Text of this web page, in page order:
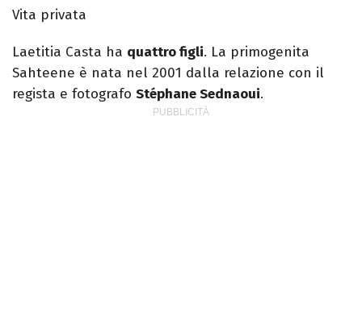
Vita privata
Laetitia Casta ha quattro figli. La primogenita
Sahteene è nata nel 2001 dalla relazione con il
regista e fotografo Stéphane Sednaoui.